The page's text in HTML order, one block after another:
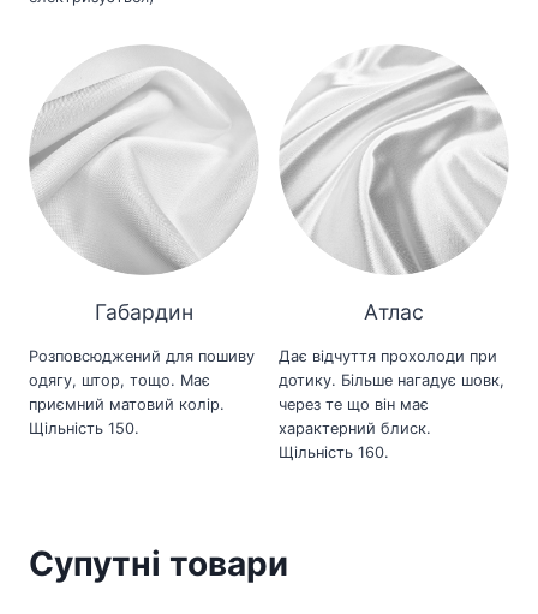
Габардин
Розповсюджений для пошиву
одягу, штор, тощо. Має
приємний матовий колір.
Щільність 150.
Атлас
Дає відчуття прохолоди при
дотику. Більше нагадує шовк,
через те що він має
характерний блиск.
Щільність 160.
Супутні товари